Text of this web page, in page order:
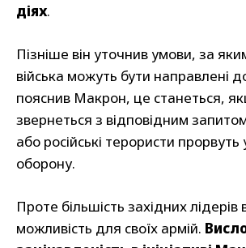
діях.
Пізніше він уточнив умови, за
війська можуть бути направлені
пояснив Макрон, це станеться,
звернеться з відповідним
або російські терористи прорвуть
оборону.
Проте більшість західних лідерів
можливість для своїх армій.